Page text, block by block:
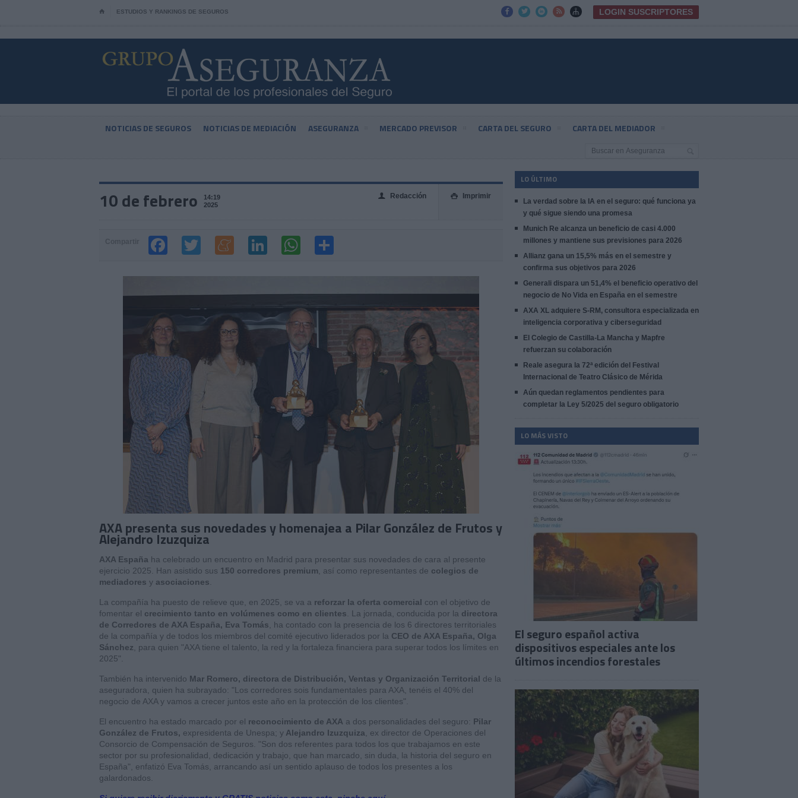
⌂ ESTUDIOS Y RANKINGS DE SEGUROS      LOGIN SUSCRIPTORES
NOTICIAS DE SEGUROS NOTICIAS DE MEDIACIÓN ASEGURANZA MERCADO PREVISOR CARTA DEL SEGURO CARTA DEL MEDIADOR
10 de febrero
14:19
2025
 Imprimir
👤 Redacción
AXA presenta sus novedades y homenajea a Pilar González de Frutos y
Alejandro Izuzquiza
AXA España ha celebrado un encuentro en Madrid para presentar sus novedades de cara al presente
ejercicio 2025. Han asistido sus 150 corredores premium , así como representantes de colegios de
mediadores y asociaciones
La compañía ha puesto de relieve que, en 2025, se va a reforzar la oferta comercial con el objetivo de
fomentar el crecimiento tanto en volúmenes como en clientes . La jornada, conducida por la directora
de Corredores de AXA España, Eva Tomás , ha contado con la presencia de los 6 directores territoriales
de la compañía y de todos los miembros del comité ejecutivo liderados por la CEO de AXA España, Olga
Sánchez , para quien "AXA tiene el talento, la red y la fortaleza financiera para superar todos los límites en
2025".
También ha intervenido Mar Romero, directora de Distribución, Ventas y Organización Territorial de la
aseguradora, quien ha subrayado: "Los corredores sois fundamentales para AXA, tenéis el 40% del
negocio de AXA y vamos a crecer juntos este año en la protección de los clientes".
El encuentro ha estado marcado por el reconocimiento de AXA a dos personalidades del seguro: Pilar
González de Frutos, expresidenta de Unespa; y Alejandro Izuzquiza , ex director de Operaciones del
Consorcio de Compensación de Seguros. "Son dos referentes para todos los que trabajamos en este
sector por su profesionalidad, dedicación y trabajo, que han marcado, sin duda, la historia del seguro en
España", enfatizó Eva Tomás, arrancando así un sentido aplauso de todos los presentes a los
galardonados.
LO ÚLTIMO
La verdad sobre la IA en el seguro: qué funciona ya
y qué sigue siendo una promesa
Munich Re alcanza un beneficio de casi 4.000
millones y mantiene sus previsiones para 2026
Allianz gana un 15,5% más en el semestre y
confirma sus objetivos para 2026
Generali dispara un 51,4% el beneficio operativo del
negocio de No Vida en España en el semestre
AXA XL adquiere S-RM, consultora especializada en
inteligencia corporativa y ciberseguridad
El Colegio de Castilla-La Mancha y Mapfre
refuerzan su colaboración
Reale asegura la 72ª edición del Festival
Internacional de Teatro Clásico de Mérida
Aún quedan reglamentos pendientes para
completar la Ley 5/2025 del seguro obligatorio
LO MÁS VISTO
El seguro español activa
dispositivos especiales ante los
últimos incendios forestales